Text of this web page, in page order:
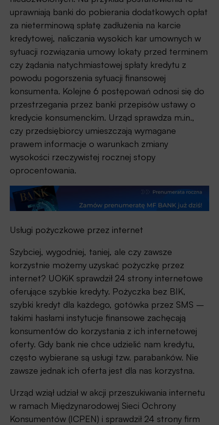
uprawniają banki do pobierania dodatkowych opłat
za nieterminową spłatę zadłużenia na karcie
kredytowej, naliczania wysokich kar umownych w
sytuacji rozwiązania umowy lokaty przed terminem
czy żądania natychmiastowej spłaty kredytu z
powodu pogorszenia sytuacji finansowej
konsumenta. Kolejne 6 postępowań odnosi się do
przestrzegania przez banki przepisów ustawy o
kredycie konsumenckim. Urząd sprawdza m.in.,
czy przedsiębiorcy umieszczają wymagane
prawem informacje o warunkach zmiany
wysokości rzeczywistej rocznej stopy
oprocentowania.
Usługi pożyczkowe przez internet
Szybciej, wygodniej, taniej, ale czy zawsze
korzystnie możemy uzyskać pożyczkę przez
internet? UOKiK sprawdził 24 strony internetowe
oferujące szybkie kredyty. Pożyczka bez BIK,
szybki kredyt dla każdego, gotówka przez SMS –
takimi hasłami instytucje finansowe zachęcają
konsumentów do korzystania z ich internetowej
oferty. Gdy bank nie chce udzielić nam kredytu,
często wybierane są usługi tzw. parabanków. Nie
zawsze jednak ich oferta jest dla nas korzystna.
Urząd wziął udział w akcji przeszukiwania internetu
w ramach Międzynarodowej Sieci Ochrony
Konsumentów (ICPEN) i sprawdził 24 strony firm